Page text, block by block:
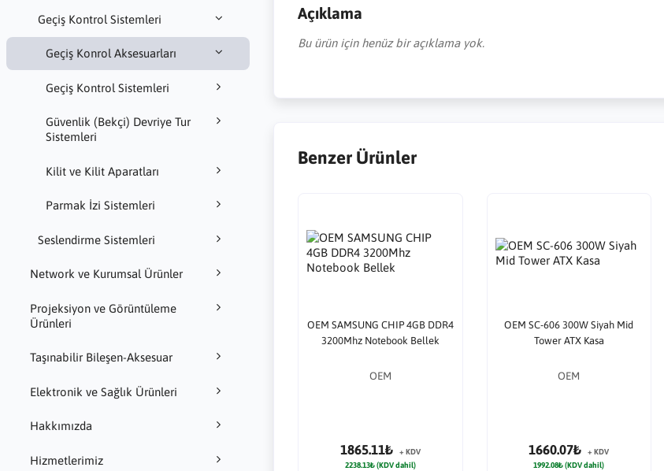
Geçiş Kontrol Sistemleri
Geçiş Konrol Aksesuarları
Geçiş Kontrol Sistemleri
Güvenlik (Bekçi) Devriye Tur
Sistemleri
Kilit ve Kilit Aparatları
Parmak İzi Sistemleri
Seslendirme Sistemleri
Network ve Kurumsal Ürünler
Projeksiyon ve Görüntüleme
Ürünleri
Taşınabilir Bileşen-Aksesuar
Elektronik ve Sağlık Ürünleri
Hakkımızda
Hizmetlerimiz
Açıklama
Bu ürün için henüz bir açıklama yok.
Benzer Ürünler
OEM SAMSUNG CHIP 4GB DDR4
3200Mhz Notebook Bellek
OEM
1865.11₺
+ KDV
2238.13₺ (KDV dahil)
OEM SC-606 300W Siyah Mid
Tower ATX Kasa
OEM
1660.07₺
+ KDV
1992.08₺ (KDV dahil)